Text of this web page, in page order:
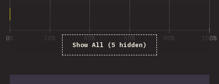
Show All (5 hidden)
0% 20% 40% 60% 80% 100%